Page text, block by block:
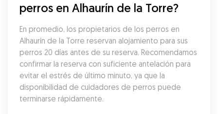
perros en Alhaurín de la Torre?
En promedio, los propietarios de los perros en
Alhaurín de la Torre reservan alojamiento para sus
perros 20 días antes de su reserva. Recomendamos
confirmar la reserva con suficiente antelación para
evitar el estrés de último minuto, ya que la
disponibilidad de cuidadores de perros puede
terminarse rápidamente.